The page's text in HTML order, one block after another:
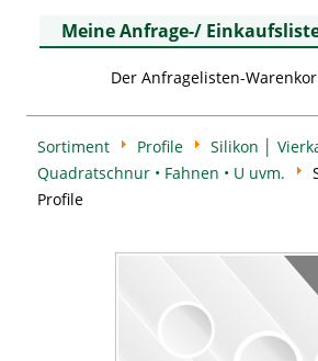
Meine Anfrage-/
Der Anfragelisten-
Sortiment Profile
Silikon │
Quadratschnur • Fahnen • U uvm.
Profile